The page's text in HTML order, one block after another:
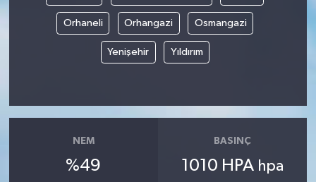
Orhaneli Orhangazi Osmangazi
Yenişehir Yıldırım
NEM
%49
BASINÇ
1010 HPA hpa